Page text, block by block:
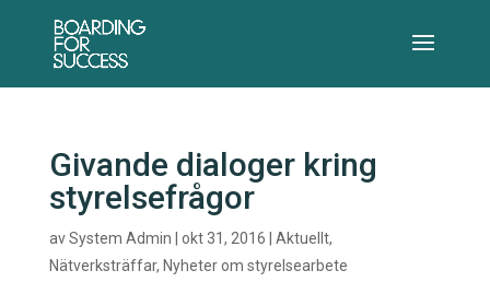
Givande dialoger kring
styrelsefrågor
avSystem Admin okt 31, 2016 Aktuellt,
Nätverksträffar, Nyheter om styrelsearbete